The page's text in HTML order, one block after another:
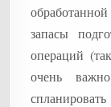
запасы
операций
очень